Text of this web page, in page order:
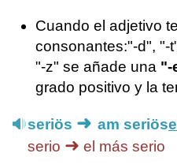
Cuando el adjetivo
consonantes:"-d", "-
"-z" se añade una "-
grado positivo y la
seriös ➜ am seriös
serio ➜ el más serio